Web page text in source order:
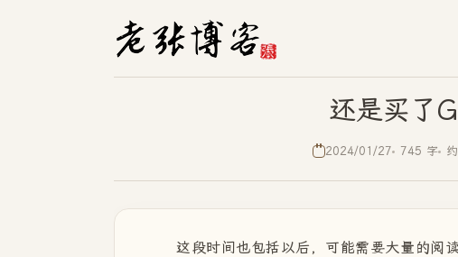
还是买了
2024/01/27 745 字
这段时间也包括以后，可能需要大量的阅